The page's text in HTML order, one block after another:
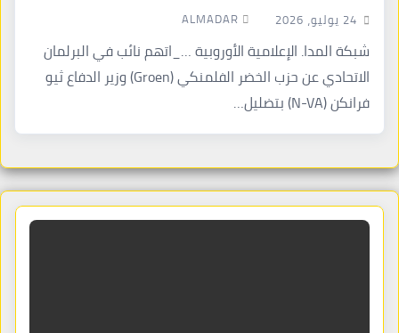
24 يوليو، 2026 ALMADAR
شبكة المدا. الإعلامية الأوروبية …_اتهم نائب في البرلمان
الاتحادي عن حزب الخضر الفلمنكي (Groen) وزير الدفاع ثيو
فرانكن (N-VA) بتضليل…